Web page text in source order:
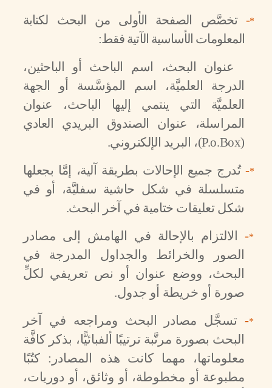
*
-تخصَّص الصفحة الأولى من البحث لكتابة
المعلومات الأساسية الآتية فقط:
عنوان البحث، اسم الباحث أو الباحثين،
الدرجة العلميَّة، اسم المؤسَّسة أو الجهة
العلميَّة التي ينتمي إليها الباحث، عنوان
المراسلة، عنوان الصندوق البريدي العادي
(
P.o.Box)، البريد الإلكتروني.
*
- تُدرج جميع الإحالات بطريقة آلية، إمَّا بجعلها
متسلسلة في شكل حاشية سفليَّة، أو في
شكل تعليقات ختامية في آخر البحث.
*
-
الالتزام بالإحالة في الهامش إلى مصادر
الصور والخرائط والجداول المدرجة في
البحث، ووضع عنوان أو نص تعريفي لكلِّ
صورة أو خريطة أو جدول.
*
-تسجَّل مصادر البحث ومراجعه في آخر
البحث بصورة مرتَّبة ترتيبًا ألفبائيًّا، بذكر كافَّة
معلوماتها، مهما كانت هذه المصادر: كتُبًا
مطبوعة أو مخطوطة، أو وثائق، أو دوريات،